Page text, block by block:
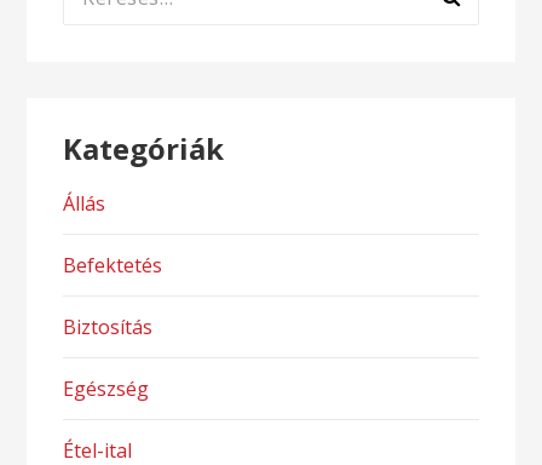
Kategóriák
Állás
Befektetés
Biztosítás
Egészség
Étel-ital